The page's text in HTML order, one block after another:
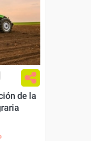
de la